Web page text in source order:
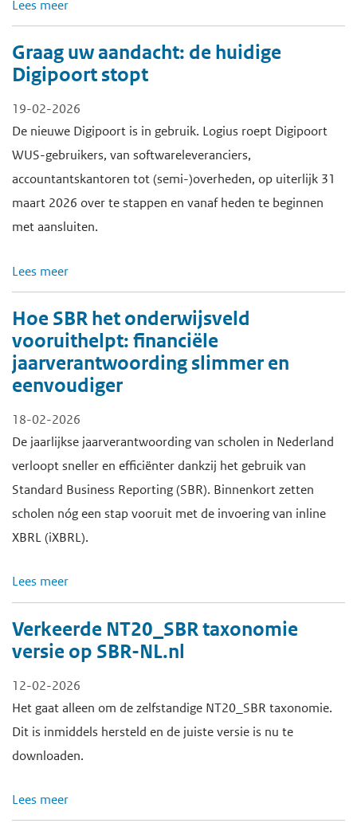
Lees meer
Graag uw aandacht: de huidige
Digipoort stopt
19-02-2026
De nieuwe Digipoort is in gebruik. Logius roept Digipoort
WUS-gebruikers, van softwareleveranciers,
accountantskantoren tot (semi-)overheden, op uiterlijk 31
maart 2026 over te stappen en vanaf heden te beginnen
met aansluiten.
Lees meer
Hoe SBR het onderwijsveld
vooruithelpt: financiële
jaarverantwoording slimmer en
eenvoudiger
18-02-2026
De jaarlijkse jaarverantwoording van scholen in Nederland
verloopt sneller en efficiënter dankzij het gebruik van
Standard Business Reporting (SBR). Binnenkort zetten
scholen nóg een stap vooruit met de invoering van inline
XBRL (iXBRL).
Lees meer
Verkeerde NT20_SBR taxonomie
versie op SBR-NL.nl
12-02-2026
Het gaat alleen om de zelfstandige NT20_SBR taxonomie.
Dit is inmiddels hersteld en de juiste versie is nu te
downloaden.
Lees meer